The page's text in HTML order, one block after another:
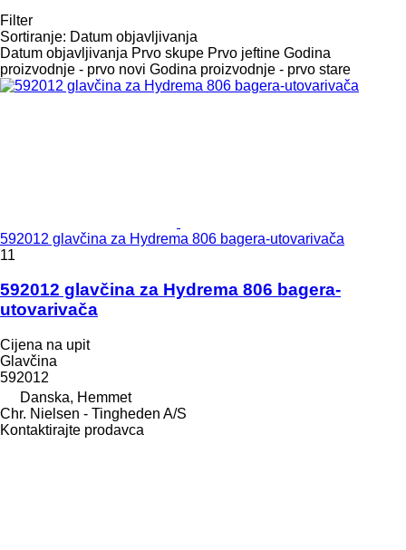
Filter
Sortiranje: Datum objavljivanja
Datum objavljivanja Prvo skupe Prvo jeftine Godina
proizvodnje - prvo novi Godina proizvodnje - prvo stare
592012 glavčina za Hydrema 806 bagerа-utovarivačа
11
592012 glavčina za Hydrema 806 bagera-
utovarivača
Cijena na upit
Glavčina
592012
Danska, Hemmet
Chr. Nielsen - Tingheden A/S
Kontaktirajte prodavca